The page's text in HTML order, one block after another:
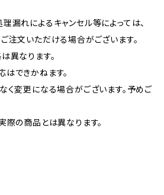
漏れによるキャンセル等によっては、
注文いただける場合がございます。
異なります。
できかねます。
く変更になる場合がございます。予めご
際の商品とは異なります。